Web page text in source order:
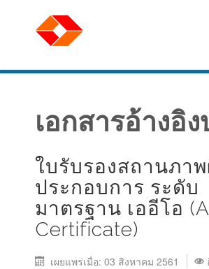
เอกสารอ้างอิ
ใบรับรองสถานภา
ประกอบการ ระดับ
มาตรฐาน เออีโอ
Certificate)
เผยแพร่เมื่อ: 03 สิงหาคม 2561